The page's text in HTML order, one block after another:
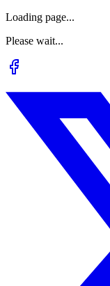
Loading page...
Please wait...